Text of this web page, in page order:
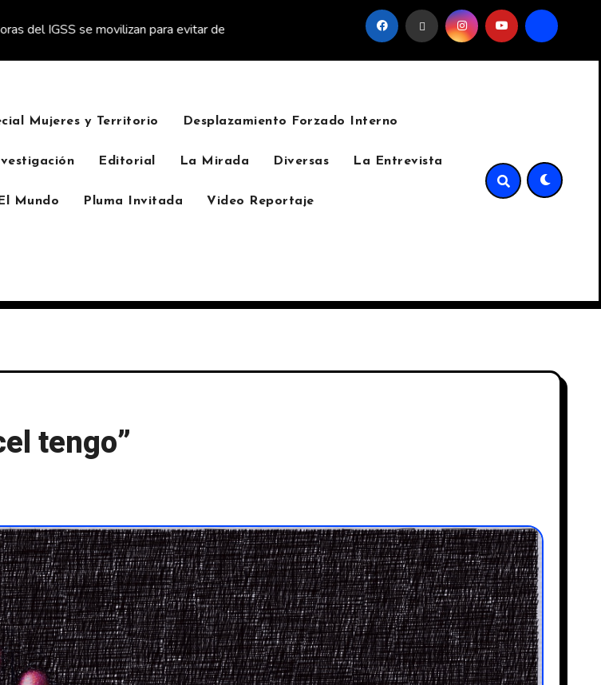
movilizan para evitar descuento a favor del sindicato La invasión del cinturón verde de
Mujeres y Territorio Desplazamiento Forzado Interno
Editorial La Mirada Diversas La Entrevista
El Mundo Pluma Invitada Video Reportaje
tengo”